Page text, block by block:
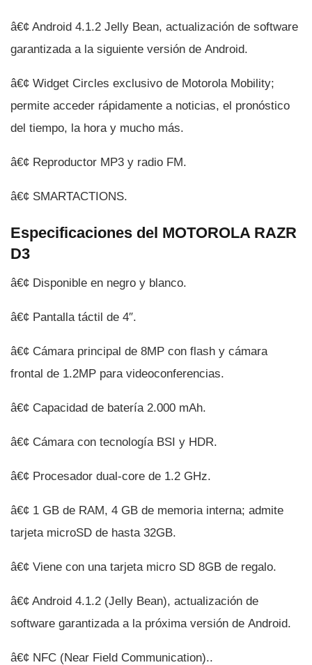
â€¢ Android 4.1.2 Jelly Bean, actualización de software
garantizada a la siguiente versión de Android.
â€¢ Widget Circles exclusivo de Motorola Mobility;
permite acceder rápidamente a noticias, el pronóstico
del tiempo, la hora y mucho más.
â€¢ Reproductor MP3 y radio FM.
â€¢ SMARTACTIONS.
Especificaciones del MOTOROLA RAZR
D3
â€¢ Disponible en negro y blanco.
â€¢ Pantalla táctil de 4″.
â€¢ Cámara principal de 8MP con flash y cámara
frontal de 1.2MP para videoconferencias.
â€¢ Capacidad de baterí­a 2.000 mAh.
â€¢ Cámara con tecnologí­a BSI y HDR.
â€¢ Procesador dual-core de 1.2 GHz.
â€¢ 1 GB de RAM, 4 GB de memoria interna; admite
tarjeta microSD de hasta 32GB.
â€¢ Viene con una tarjeta micro SD 8GB de regalo.
â€¢ Android 4.1.2 (Jelly Bean), actualización de
software garantizada a la próxima versión de Android.
â€¢ NFC (Near Field Communication)..